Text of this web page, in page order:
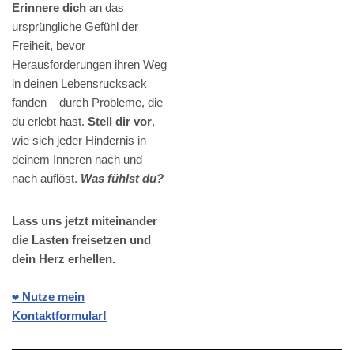
Erinnere dich an das
ursprüngliche Gefühl der
Freiheit, bevor
Herausforderungen ihren Weg
in deinen Lebensrucksack
fanden – durch Probleme, die
du erlebt hast. Stell dir vor,
wie sich jeder Hindernis in
deinem Inneren nach und
nach auflöst. Was fühlst du?
Lass uns jetzt miteinander
die Lasten freisetzen und
dein Herz erhellen.
❤️ Nutze mein
Kontaktformular!